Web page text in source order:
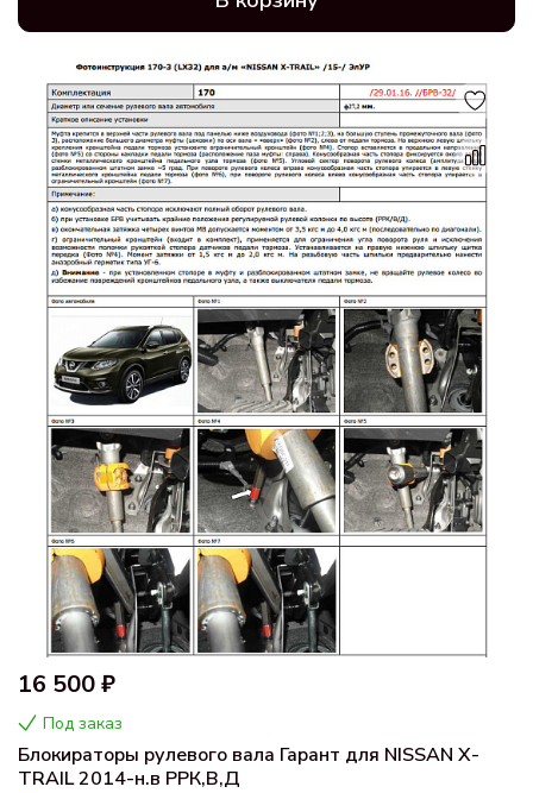
16 500 ₽
Под заказ
Блокираторы рулевого вала Гарант для NISSAN X-
TRAIL 2014-н.в РРК,В,Д